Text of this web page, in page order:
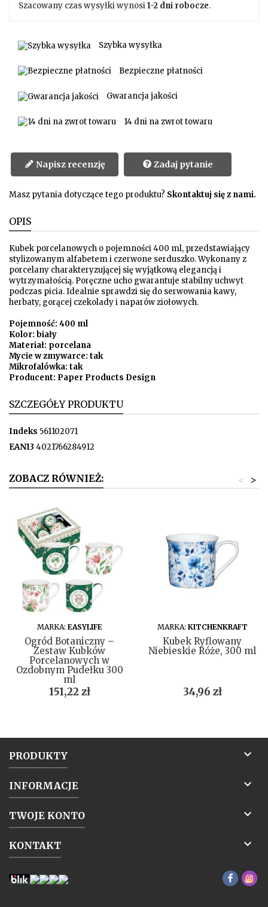
Szacowany czas wysyłki wynosi1-2 dni robocze.
Szybka wysyłka
Bezpieczne płatności
Gwarancja jakości
14 dni na zwrot towaru
Napisz recenzję Zadaj pytanie
Masz pytania dotyczące tego produktu? Skontaktuj się z nami.
OPIS
Kubek porcelanowych o pojemności 400 ml, przedstawiający
stylizowanym alfabetem i czerwone serduszko. Wykonany z
porcelany charakteryzującej się wyjątkową elegancją i
wytrzymałością. Poręczne ucho gwarantuje stabilny uchwyt
podczas picia. Idealnie sprawdzi się do serwowania kawy,
herbaty, gorącej czekolady i naparów ziołowych.
Pojemność: 400 ml
Kolor: biały
Materiał: porcelana
Mycie w zmywarce: tak
Mikrofalówka: tak
Producent: Paper Products Design
SZCZEGÓŁY PRODUKTU
Indeks 561102071
EAN13 4021766284912
ZOBACZ RÓWNIEŻ: >
<
DO KOSZYKA
MARKA: EASYLIFE
Ogród Botaniczny –
Zestaw Kubków
Porcelanowych w
Ozdobnym Pudełku 300
ml
Cena
151,22 zł
DO KOSZYKA
MARKA: KITCHENKRAFT
Kubek Ryflowany
Niebieskie Róże, 300 ml
Cena
34,96 zł
PRODUKTY 
INFORMACJE 
TWOJE KONTO 
KONTAKT 